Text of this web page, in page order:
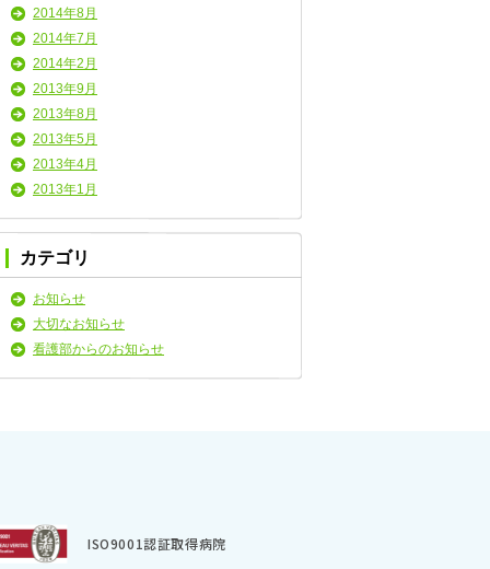
2014年8月
2014年7月
2014年2月
2013年9月
2013年8月
2013年5月
2013年4月
2013年1月
カテゴリ
お知らせ
大切なお知らせ
看護部からのお知らせ
ISO9001認証取得病院